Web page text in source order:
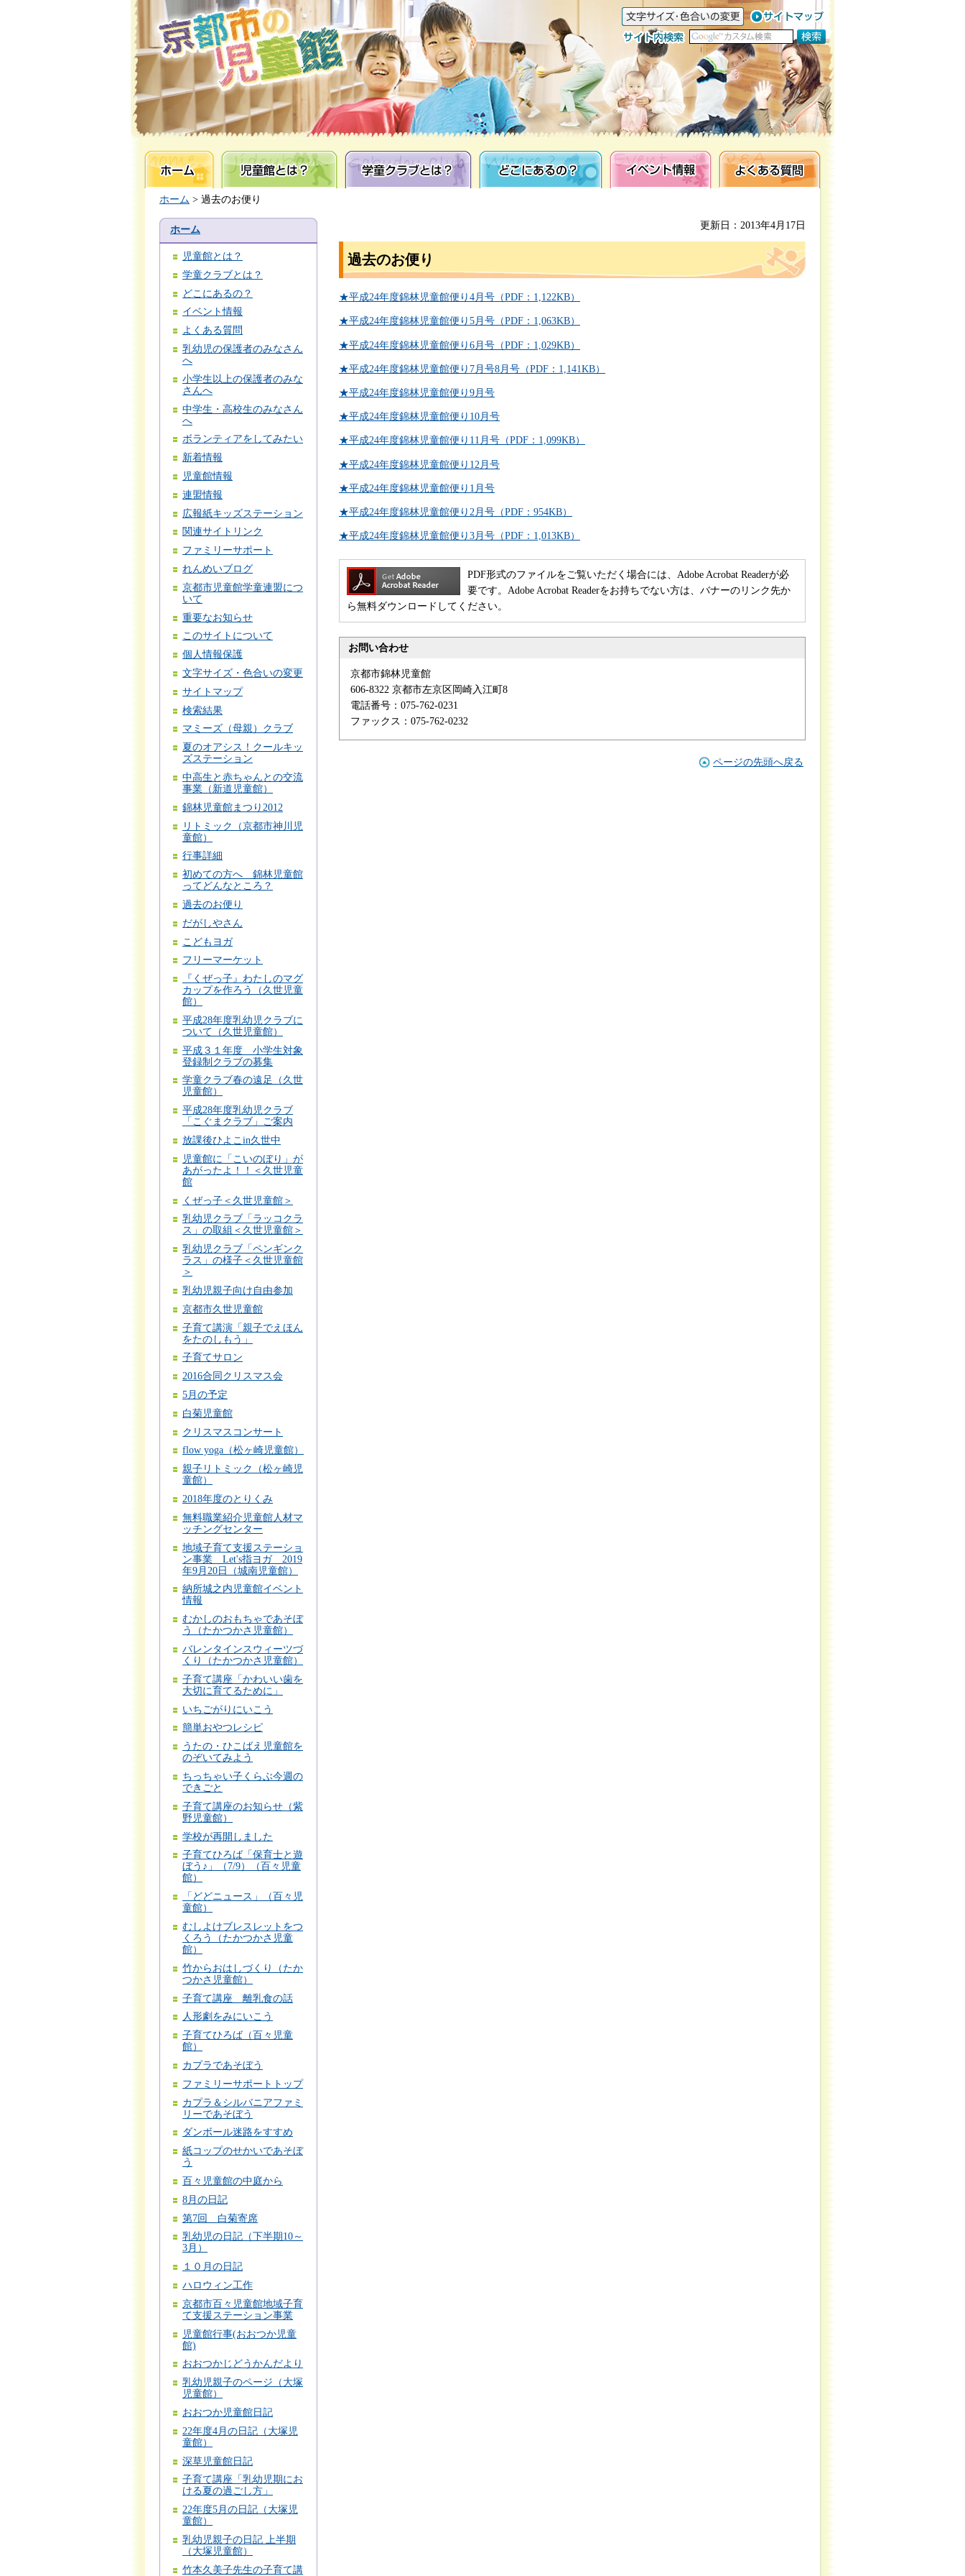
ホーム 児童館とは？ 学童クラブとは？ どこにあるの？ イベント情報 よくある質問
ホーム > 過去のお便り
ホーム
児童館とは？
学童クラブとは？
どこにあるの？
イベント情報
よくある質問
乳幼児の保護者のみなさん
へ
小学生以上の保護者のみな
さんへ
中学生・高校生のみなさん
へ
ボランティアをしてみたい
新着情報
児童館情報
連盟情報
広報紙キッズステーション
関連サイトリンク
ファミリーサポート
れんめいブログ
京都市児童館学童連盟につ
いて
重要なお知らせ
このサイトについて
個人情報保護
文字サイズ・色合いの変更
サイトマップ
検索結果
マミーズ（母親）クラブ
夏のオアシス！クールキッ
ズステーション
中高生と赤ちゃんとの交流
事業（新道児童館）
錦林児童館まつり2012
リトミック（京都市神川児
童館）
行事詳細
初めての方へ 錦林児童館
ってどんなところ？
過去のお便り
だがしやさん
こどもヨガ
フリーマーケット
『くぜっ子』わたしのマグ
カップを作ろう（久世児童
館）
平成28年度乳幼児クラブに
ついて（久世児童館）
平成３１年度 小学生対象
登録制クラブの募集
学童クラブ春の遠足（久世
児童館）
平成28年度乳幼児クラブ
「こぐまクラブ」ご案内
放課後ひよこin久世中
児童館に「こいのぼり」が
あがったよ！！＜久世児童
館
くぜっ子＜久世児童館＞
乳幼児クラブ「ラッコクラ
ス」の取組＜久世児童館＞
乳幼児クラブ「ペンギンク
ラス」の様子＜久世児童館
＞
乳幼児親子向け自由参加
京都市久世児童館
子育て講演「親子でえほん
をたのしもう」
子育てサロン
2016合同クリスマス会
5月の予定
白菊児童館
クリスマスコンサート
flow yoga（松ヶ崎児童館）
親子リトミック（松ヶ崎児
童館）
2018年度のとりくみ
無料職業紹介児童館人材マ
ッチングセンター
地域子育て支援ステーショ
ン事業 Let's指ヨガ 2019
年9月20日（城南児童館）
納所城之内児童館イベント
情報
むかしのおもちゃであそぼ
う（たかつかさ児童館）
バレンタインスウィーツづ
くり（たかつかさ児童館）
子育て講座「かわいい歯を
大切に育てるために」
いちごがりにいこう
簡単おやつレシピ
うたの・ひこばえ児童館を
のぞいてみよう
ちっちゃい子くらぶ今週の
できごと
子育て講座のお知らせ（紫
野児童館）
学校が再開しました
子育てひろば「保育士と遊
ぼう♪」（7/9）（百々児童
館）
「どどニュース」（百々児
童館）
むしよけブレスレットをつ
くろう（たかつかさ児童
館）
竹からおはしづくり（たか
つかさ児童館）
子育て講座 離乳食の話
人形劇をみにいこう
子育てひろば（百々児童
館）
カプラであそぼう
ファミリーサポートトップ
カプラ＆シルバニアファミ
リーであそぼう
ダンボール迷路をすすめ
紙コップのせかいであそぼ
う
百々児童館の中庭から
8月の日記
第7回 白菊寄席
乳幼児の日記（下半期10～
3月）
１０月の日記
ハロウィン工作
京都市百々児童館地域子育
て支援ステーション事業
児童館行事(おおつか児童
館)
おおつかじどうかんだより
乳幼児親子のページ（大塚
児童館）
おおつか児童館日記
22年度4月の日記（大塚児
童館）
深草児童館日記
子育て講座「乳幼児期にお
ける夏の過ごし方」
22年度5月の日記（大塚児
童館）
乳幼児親子の日記 上半期
（大塚児童館）
竹本久美子先生の子育て講
更新日：2013年4月17日
過去のお便り
★平成24年度錦林児童館便り4月号（PDF：1,122KB）
★平成24年度錦林児童館便り5月号（PDF：1,063KB）
★平成24年度錦林児童館便り6月号（PDF：1,029KB）
★平成24年度錦林児童館便り7月号8月号（PDF：1,141KB）
★平成24年度錦林児童館便り9月号
★平成24年度錦林児童館便り10月号
★平成24年度錦林児童館便り11月号（PDF：1,099KB）
★平成24年度錦林児童館便り12月号
★平成24年度錦林児童館便り1月号
★平成24年度錦林児童館便り2月号（PDF：954KB）
★平成24年度錦林児童館便り3月号（PDF：1,013KB）
PDF形式のファイルをご覧いただく場合には、Adobe Acrobat Readerが必
要です。Adobe Acrobat Readerをお持ちでない方は、バナーのリンク先か
ら無料ダウンロードしてください。
お問い合わせ
京都市錦林児童館
606-8322 京都市左京区岡崎入江町8
電話番号：075-762-0231
ファックス：075-762-0232
ページの先頭へ戻る